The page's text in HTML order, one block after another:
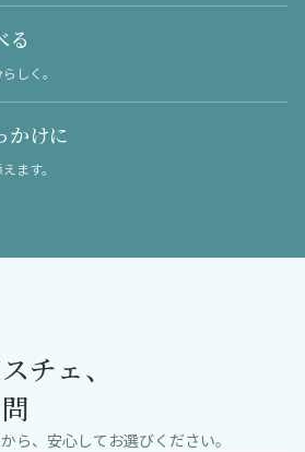
る
しく。
かけに
ます。
チェ、
ら、安心してお選びください。